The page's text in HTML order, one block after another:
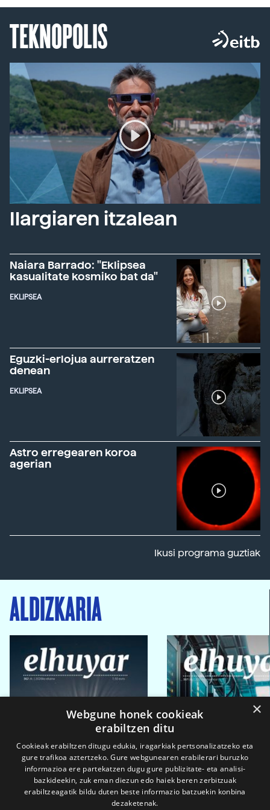
TEKNOPOLIS
Ilargiaren itzalean
Naiara Barrado: "Eklipsea
kasualitate kosmiko bat da"
EKLIPSEA
Eguzki-erlojua aurreratzen
denean
EKLIPSEA
Astro erregearen koroa
agerian
Ikusi programa guztiak
ALDIZKARIA
×
Webgune honek cookieak
erabiltzen ditu
Cookieak erabiltzen ditugu edukia, iragarkiak pertsonalizatzeko eta
gure trafikoa aztertzeko. Gure webgunearen erabilerari buruzko
informazioa ere partekatzen dugu gure publizitate- eta analisi-
bazkideekin, zuk eman diezun edo haiek beren zerbitzuak
erabiltzeagatik bildu duten beste informazio batzuekin konbina
dezaketenak.